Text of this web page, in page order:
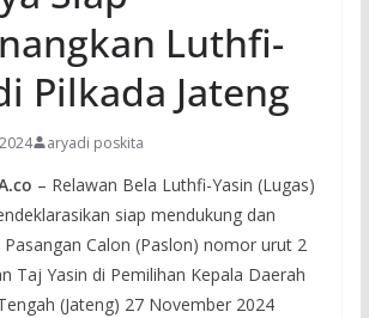
Luthfi-
Pilkada Jateng
aryadi poskita
– Relawan Bela Luthfi-Yasin (Lugas)
siap mendukung dan
Calon (Paslon) nomor urut 2
Taj Yasin di Pemilihan Kepala Daerah
(Jateng) 27 November 2024